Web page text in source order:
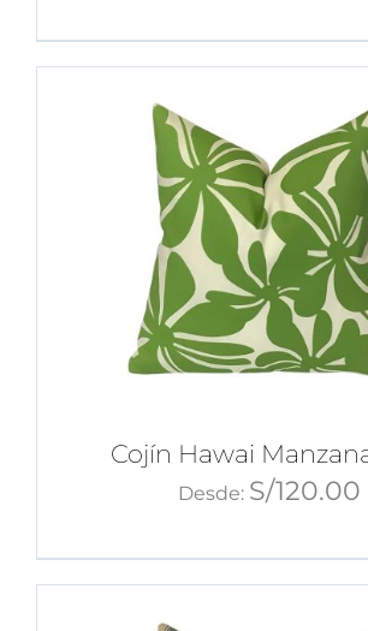
Cojín Hawai
Desde: S/120.00